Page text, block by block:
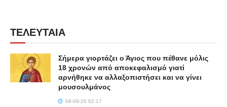
ΤΕΛΕΥΤΑΙΑ
Σήμερα γιορτάζει ο Άγιος που πέθανε μόλις
18 χρονών από αποκεφαλισμό γιατί
αρνήθηκε να αλλαξοπιστήσει και να γίνει
μουσουλμάνος
08-08-26 02:17